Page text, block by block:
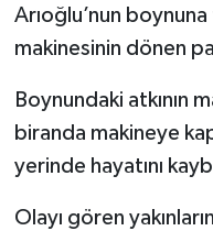
Arıoğlu’nun boynuna
makinesinin dönen
Boynundaki atkının
biranda makineye
yerinde hayatını
Olayı gören
SİYASET
SPOR
TEKNOLOJİ
VEFATLAR